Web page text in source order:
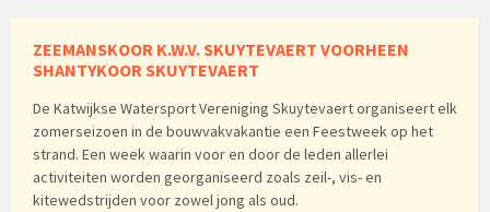
ZEEMANSKOOR K.W.V. SKUYTEVAERT VOORHEEN
SHANTYKOOR SKUYTEVAERT
De Katwijkse Watersport Vereniging Skuytevaert organiseert elk
zomerseizoen in de bouwvakvakantie een Feestweek op het
strand. Een week waarin voor en door de leden allerlei
activiteiten worden georganiseerd zoals zeil-, vis- en
kitewedstrijden voor zowel jong als oud.